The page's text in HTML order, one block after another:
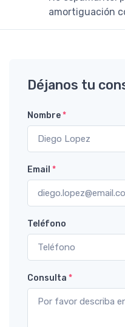
amortiguación
Déjanos tu
Nombre*
Email *
Teléfono
Consulta *